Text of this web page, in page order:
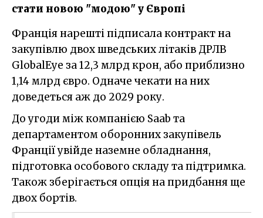
стати новою "модою" у Європі
Франція нарешті підписала контракт на
закупівлю двох шведських літаків ДРЛВ
GlobalEye за 12,3 млрд крон, або приблизно
1,14 млрд євро. Одначе чекати на них
доведеться аж до 2029 року.
До угоди між компанією Saab та
департаментом оборонних закупівель
Франції увійде наземне обладнання,
підготовка особового складу та підтримка.
Також зберігається опція на придбання ще
двох бортів.